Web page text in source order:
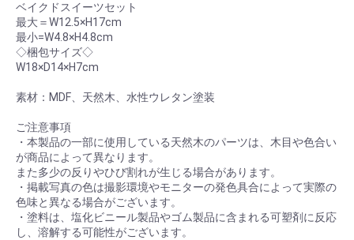
ベイクドスイーツセット
最大＝W12.5×H17cm
最小=W4.8×H4.8cm
◇梱包サイズ◇
W18×D14×H7cm
素材：MDF、天然木、水性ウレタン塗装
ご注意事項
・本製品の一部に使用している天然木のパーツは、木目や色合い
が商品によって異なります。
また多少の反りやひび割れが生じる場合があります。
・掲載写真の色は撮影環境やモニターの発色具合によって実際の
色味と異なる場合がございます。
・塗料は、塩化ビニール製品やゴム製品に含まれる可塑剤に反応
し、溶解する可能性がございます。